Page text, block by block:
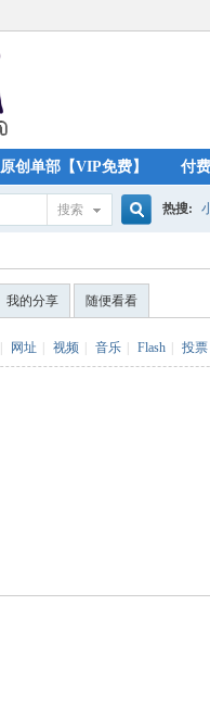
原创单部【VIP免费】 付
搜索 热搜:
我的分享 随便看看
网址 视频 音乐 Flash 投票